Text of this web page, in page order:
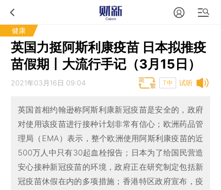
健康
英国力挺阿斯利康疫苗 日本拟推疫
苗假期丨大流行手记（3月15日）
试听
2021年03月16日 09:04 T中
英国首相约翰逊称阿斯利康新冠疫苗是安全的，政府
对使用该疫苗进行接种计划非常有信心；欧洲药品管
理局（EMA）表示，整个欧洲使用阿斯利康疫苗的近
500万人中只有30起血栓报告；日本为了给国民营造
安心接种新冠疫苗的环境，政府正在研究制定包括新
冠疫苗休假在内的多项措施；香港特区政府宣布，疫